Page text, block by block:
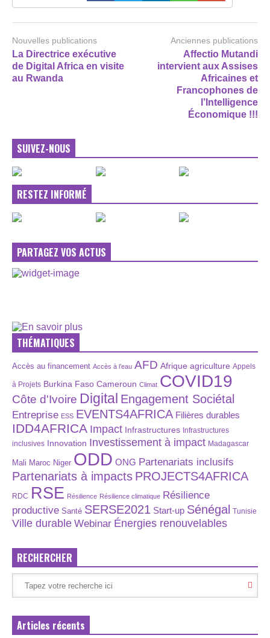
Nouvelles publications
La Directrice exécutive
de Digital Africa en visite
au Rwanda
Anciennes publications
Affectio Mutandi
intervient aux Assises
Africaines et
Francophones de
l’Intelligence
Économique !!!
SUIVEZ-NOUS
RESTEZ INFORMÉ
PARTAGEZ VOS ACTUS
THÉMATIQUES
Accès au financement Accès à l’eau AFD Afrique agriculture Appels
à Projets Burkina Faso Cameroun Climat COVID19
Côte d'Ivoire Digital Engagement Sociétal
Entreprise ESS EVENTS4AFRICA Filières durables
IDD4AFRICA Impact Infrastructures Infrastructures
inclusives Innovation Investissement à impact Madagascar
Mali Maroc Niger ODD ONG Partenariats inclusifs
Partenariats à impacts PROJECTS4AFRICA
RDC RSE Résilience Résilience climatique Résilience
productive Santé SERSE2021 Start-up Sénégal Tunisie
Ville durable Webinar Énergies renouvelables
RECHERCHER
Articles récents